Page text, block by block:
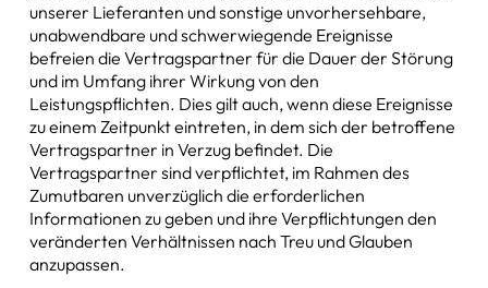
unserer Lieferanten und sonstige unvorhersehbare,
unabwendbare und schwerwiegende Ereignisse
befreien die Vertragspartner für die Dauer der Störung
und im Umfang ihrer Wirkung von den
Leistungspflichten. Dies gilt auch, wenn diese Ereignisse
zu einem Zeitpunkt eintreten, in dem sich der betroffene
Vertragspartner in Verzug befindet. Die
Vertragspartner sind verpflichtet, im Rahmen des
Zumutbaren unverzüglich die erforderlichen
Informationen zu geben und ihre Verpflichtungen den
veränderten Verhältnissen nach Treu und Glauben
anzupassen.